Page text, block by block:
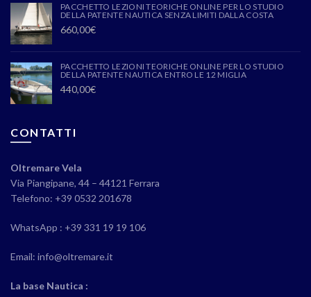
PACCHETTO LEZIONI TEORICHE ONLINE PER LO STUDIO
DELLA PATENTE NAUTICA SENZA LIMITI DALLA COSTA
660,00€
PACCHETTO LEZIONI TEORICHE ONLINE PER LO STUDIO
DELLA PATENTE NAUTICA ENTRO LE 12 MIGLIA
440,00€
CONTATTI
Oltremare Vela
Via Piangipane, 44 – 44121 Ferrara
Telefono: +39 0532 201678
WhatsApp : +39 331 19 19 106
Email: info@oltremare.it
La base Nautica :